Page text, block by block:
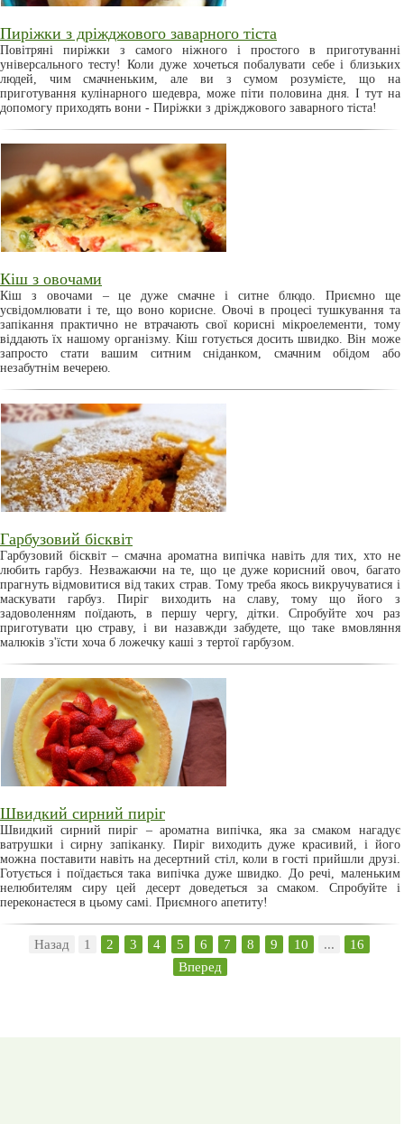
Пиріжки з дріжджового заварного тіста
Повітряні пиріжки з самого ніжного і простого в приготуванні
універсального тесту! Коли дуже хочеться побалувати себе і близьких
людей, чим смачненьким, але ви з сумом розумієте, що на
приготування кулінарного шедевра, може піти половина дня. І тут на
допомогу приходять вони - Пиріжки з дріжджового заварного тіста!
Кіш з овочами
Кіш з овочами – це дуже смачне і ситне блюдо. Приємно ще
усвідомлювати і те, що воно корисне. Овочі в процесі тушкування та
запікання практично не втрачають свої корисні мікроелементи, тому
віддають їх нашому організму. Кіш готується досить швидко. Він може
запросто стати вашим ситним сніданком, смачним обідом або
незабутнім вечерею.
Гарбузовий бісквіт
Гарбузовий бісквіт – смачна ароматна випічка навіть для тих, хто не
любить гарбуз. Незважаючи на те, що це дуже корисний овоч, багато
прагнуть відмовитися від таких страв. Тому треба якось викручуватися і
маскувати гарбуз. Пиріг виходить на славу, тому що його з
задоволенням поїдають, в першу чергу, дітки. Спробуйте хоч раз
приготувати цю страву, і ви назавжди забудете, що таке вмовляння
малюків з'їсти хоча б ложечку каші з тертої гарбузом.
Швидкий сирний пиріг
Швидкий сирний пиріг – ароматна випічка, яка за смаком нагадує
ватрушки і сирну запіканку. Пиріг виходить дуже красивий, і його
можна поставити навіть на десертний стіл, коли в гості прийшли друзі.
Готується і поїдається така випічка дуже швидко. До речі, маленьким
нелюбителям сиру цей десерт доведеться за смаком. Спробуйте і
переконаєтеся в цьому самі. Приємного апетиту!
Назад 1 2 3 4 5 6 7 8 9 10 ...
16
Вперед